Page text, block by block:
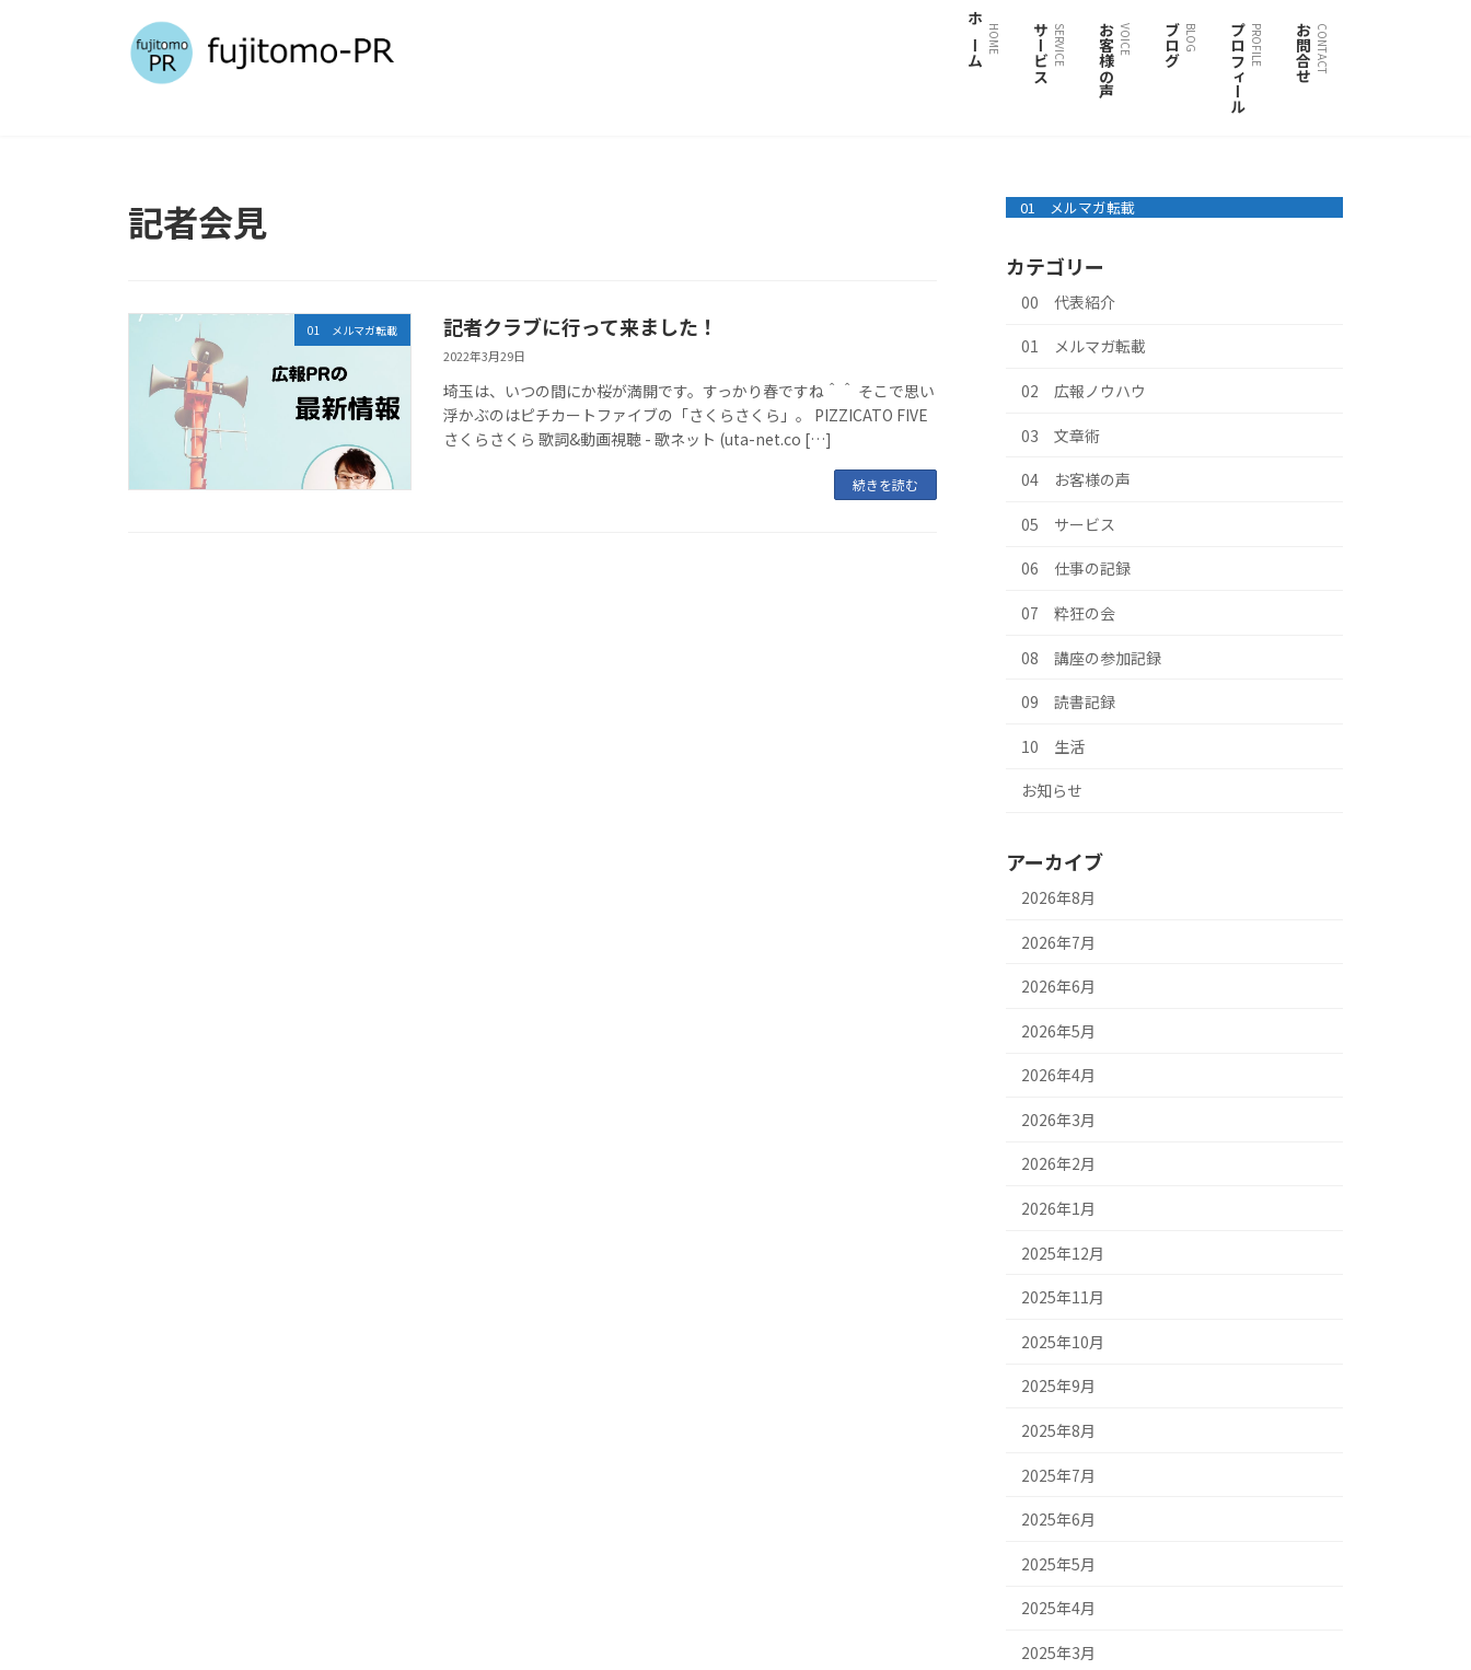
ホーム HOME サービスSERVICE お客様の声 VOICE ブログ BLOG プロフィールPROFILE お問合せCONTACT
記者会見
01 メルマガ転載 記者クラブに行って来ました！
2022年3月29日
埼玉は、いつの間にか桜が満開です。すっかり春ですね＾＾ そこで思い
浮かぶのはピチカートファイブの「さくらさくら」。 PIZZICATO FIVE
さくらさくら 歌詞&動画視聴 - 歌ネット (uta-net.co […]
続きを読む
01 メルマガ転載
カテゴリー
00 代表紹介
01 メルマガ転載
02 広報ノウハウ
03 文章術
04 お客様の声
05 サービス
06 仕事の記録
07 粋狂の会
08 講座の参加記録
09 読書記録
10 生活
お知らせ
アーカイブ
2026年8月
2026年7月
2026年6月
2026年5月
2026年4月
2026年3月
2026年2月
2026年1月
2025年12月
2025年11月
2025年10月
2025年9月
2025年8月
2025年7月
2025年6月
2025年5月
2025年4月
2025年3月